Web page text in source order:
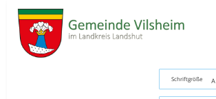
Schriftgröße A